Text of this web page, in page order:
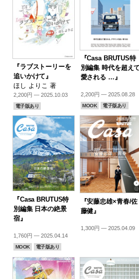
『ラブストーリーを
追いかけて』
ほし よりこ 著
2,200円 — 2025.10.03
電子版あり
『Casa BRUTUS特
別編集 時代を超えて
愛される …』
2,200円 — 2025.08.28
MOOK 電子版あり
『Casa BRUTUS特
別編集 日本の絶景
宿』
1,760円 — 2025.04.14
MOOK 電子版あり
『安藤忠雄×青春/佐
藤健』
1,300円 — 2025.04.09